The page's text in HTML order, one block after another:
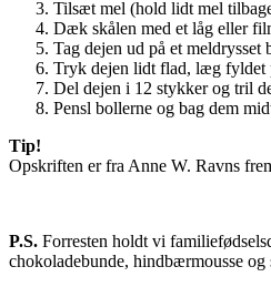
Tilsæt mel (hold lidt mel
Dæk skålen med et låg eller
Tag dejen ud på et
Tryk dejen lidt flad, læg fyldet
Del dejen i 12 stykker og tril
Pensl bollerne og bag dem
Tip!
Opskriften er fra Anne W. Ravns
P.S. Forresten holdt vi
chokoladebunde, hindbærmousse